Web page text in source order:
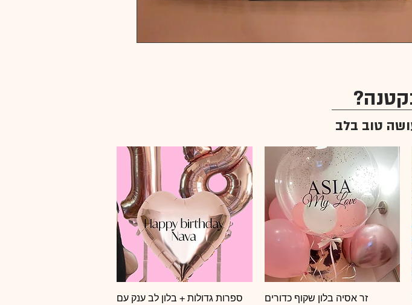
טוב בלב
תצוגה מהירה
זר אסיה בלון שקוף כדורים
תצוגה מהירה
ספרות גדולות + בלון לב ענק עם